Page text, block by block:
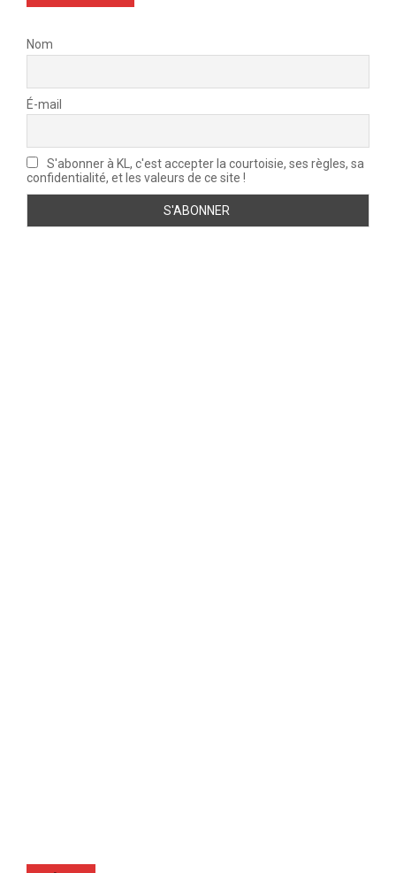
Nom
É-mail
S'abonner à KL, c'est accepter la courtoisie, ses règles, sa
confidentialité, et les valeurs de ce site !